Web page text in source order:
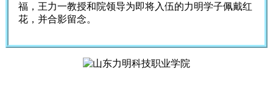
福，王力一教授和院领导为即将入伍的力明学子佩戴红
花，并合影留念。